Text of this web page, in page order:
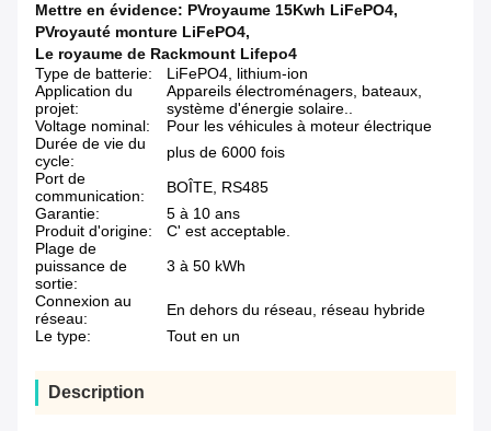
Mettre en évidence: PVroyaume 15Kwh LiFePO4,
PVroyauté monture LiFePO4,
Le royaume de Rackmount Lifepo4
Type de batterie:
LiFePO4, lithium-ion
Application du
projet:
Appareils électroménagers, bateaux,
système d'énergie solaire..
Voltage nominal:
Pour les véhicules à moteur électrique
Durée de vie du
cycle:
plus de 6000 fois
Port de
communication:
BOÎTE, RS485
Garantie:
5 à 10 ans
Produit d'origine:
C' est acceptable.
Plage de
puissance de
sortie:
3 à 50 kWh
Connexion au
réseau:
En dehors du réseau, réseau hybride
Le type:
Tout en un
Description